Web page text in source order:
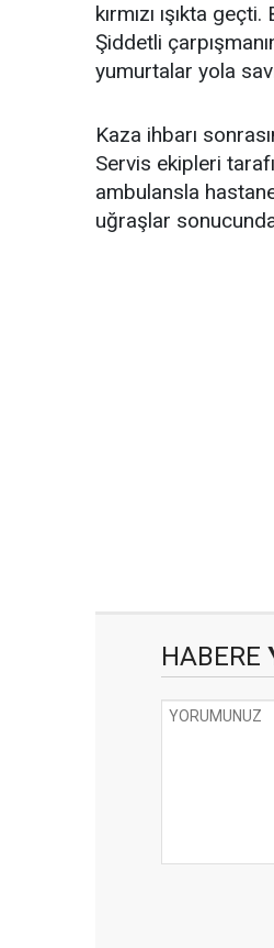
kırmızı ışıkta
Şiddetli
yumurtalar yola
Kaza ihbarı
Servis ekipleri
ambulansla
uğraşlar
HABERE